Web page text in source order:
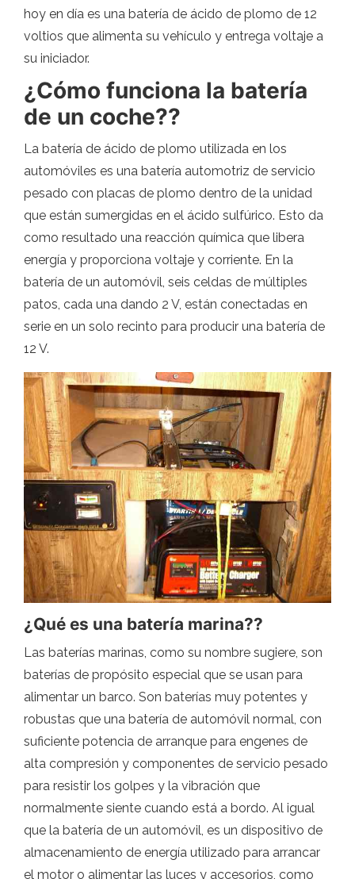
hoy en día es una batería de ácido de plomo de 12
voltios que alimenta su vehículo y entrega voltaje a
su iniciador.
¿Cómo funciona la batería
de un coche??
La batería de ácido de plomo utilizada en los
automóviles es una batería automotriz de servicio
pesado con placas de plomo dentro de la unidad
que están sumergidas en el ácido sulfúrico. Esto da
como resultado una reacción química que libera
energía y proporciona voltaje y corriente. En la
batería de un automóvil, seis celdas de múltiples
patos, cada una dando 2 V, están conectadas en
serie en un solo recinto para producir una batería de
12 V.
¿Qué es una batería marina??
Las baterías marinas, como su nombre sugiere, son
baterías de propósito especial que se usan para
alimentar un barco. Son baterías muy potentes y
robustas que una batería de automóvil normal, con
suficiente potencia de arranque para engenes de
alta compresión y componentes de servicio pesado
para resistir los golpes y la vibración que
normalmente siente cuando está a bordo. Al igual
que la batería de un automóvil, es un dispositivo de
almacenamiento de energía utilizado para arrancar
el motor o alimentar las luces y accesorios, como